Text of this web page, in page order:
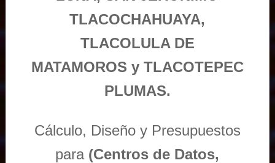
TLACOCHAHUAYA,
TLACOLULA DE
MATAMOROS y TLACOTEPEC
PLUMAS.
Cálculo, Diseño y Presupuestos
para (Centros de Datos,